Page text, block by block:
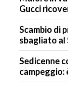
Gucci
Scambio di
sbagliato al
Sedicenne
campeggio: